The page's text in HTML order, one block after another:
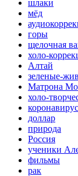
шлаки
мёд
горы
щелочная
холо-
Алтай
зеленые-
Матрона
холо-
коронавирус
доллар
природа
Россия
ученики
фильмы
рак